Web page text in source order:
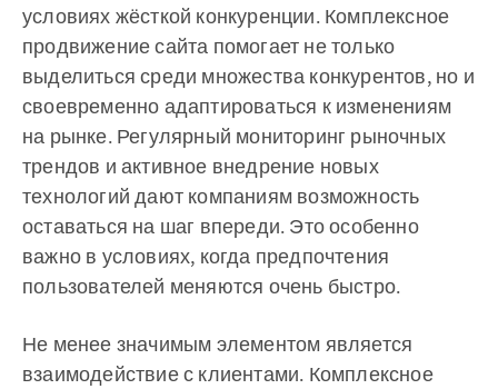
условиях жёсткой конкуренции. Комплексное
продвижение сайта помогает не только
выделиться среди множества конкурентов, но и
своевременно адаптироваться к изменениям
на рынке. Регулярный мониторинг рыночных
трендов и активное внедрение новых
технологий дают компаниям возможность
оставаться на шаг впереди. Это особенно
важно в условиях, когда предпочтения
пользователей меняются очень быстро.
Не менее значимым элементом является
взаимодействие с клиентами. Комплексное